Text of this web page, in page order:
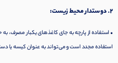
2. دوستدار محیط زیست:
• استفاده از پارچه به جای کاغذهای یکبار
استفاده مجدد است و می‌تواند به عنوان کیسه یا